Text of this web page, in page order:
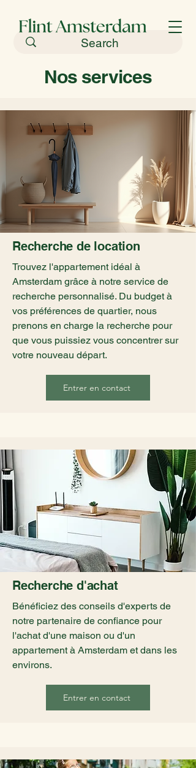
Nos services
Recherche de location
Trouvez l'appartement idéal à
Amsterdam grâce à notre service de
recherche personnalisé. Du budget à
vos préférences de quartier, nous
prenons en charge la recherche pour
que vous puissiez vous concentrer sur
votre nouveau départ.
Entrer en contact
Recherche d'achat
Bénéficiez des conseils d'experts de
notre partenaire de confiance pour
l'achat d'une maison ou d'un
appartement à Amsterdam et dans les
environs.
Entrer en contact